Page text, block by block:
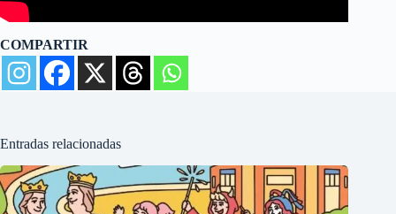
COMPARTIR
Entradas relacionadas